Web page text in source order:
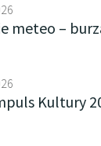
meteo –
Kultury